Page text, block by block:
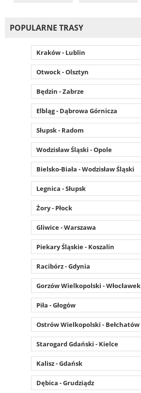
POPULARNE TRASY
Kraków - Lublin
Otwock - Olsztyn
Będzin - Zabrze
Elbląg - Dąbrowa Górnicza
Słupsk - Radom
Wodzisław Śląski - Opole
Bielsko-Biała - Wodzisław Śląski
Legnica - Słupsk
Żory - Płock
Gliwice - Warszawa
Piekary Śląskie - Koszalin
Racibórz - Gdynia
Gorzów Wielkopolski - Włocławek
Piła - Głogów
Ostrów Wielkopolski - Bełchatów
Starogard Gdański - Kielce
Kalisz - Gdańsk
Dębica - Grudziądz